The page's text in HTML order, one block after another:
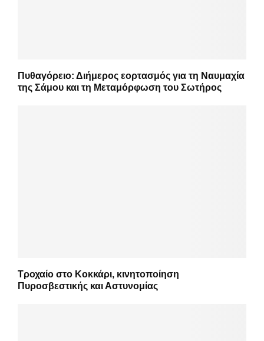
Πυθαγόρειο: Διήμερος εορτασμός για τη Ναυμαχία
της Σάμου και τη Μεταμόρφωση του Σωτήρος
Τροχαίο στο Κοκκάρι, κινητοποίηση
Πυροσβεστικής και Αστυνομίας